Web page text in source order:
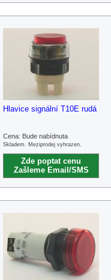
Hlavice signální T10E rudá
Cena: Bude nabídnuta
Skladem. Meziprodej vyhrazen.
Zde poptat cenu
Zašleme Email/SMS